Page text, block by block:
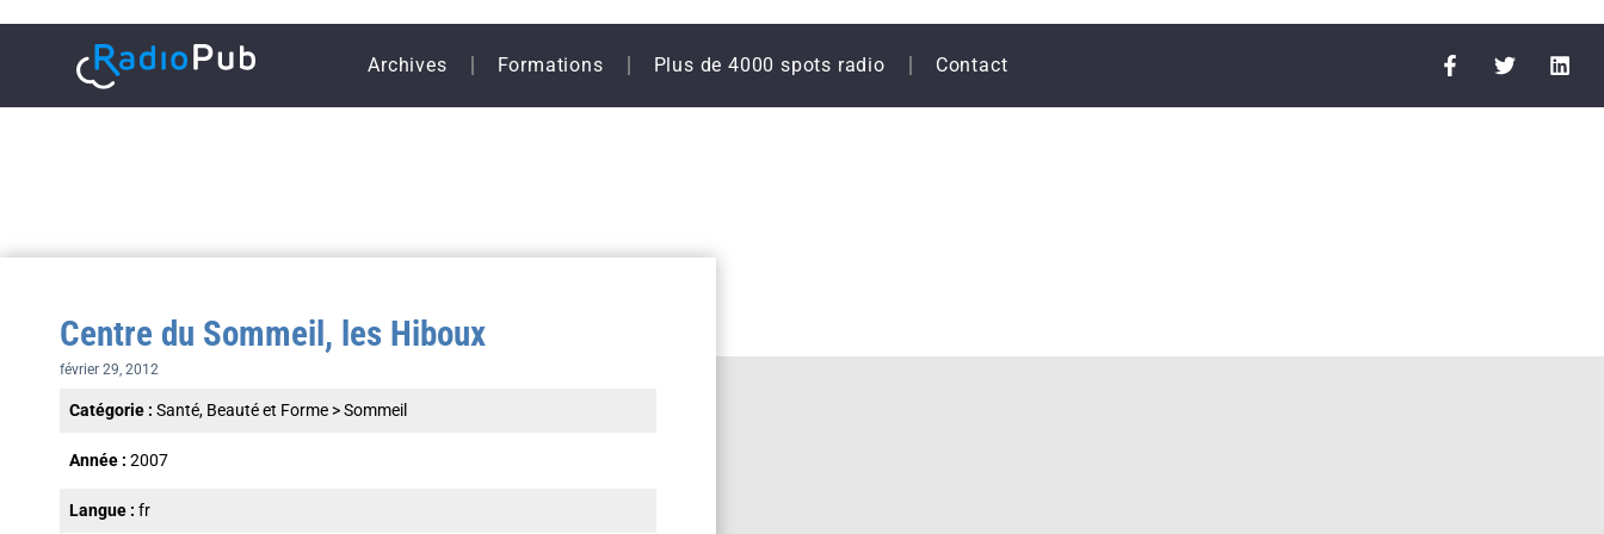
Archives Formations Plus de 4000 spots radio Contact
Centre du Sommeil, les Hiboux
février 29, 2012
Catégorie : Santé, Beauté et Forme >Sommeil
Année : 2007
Langue : fr